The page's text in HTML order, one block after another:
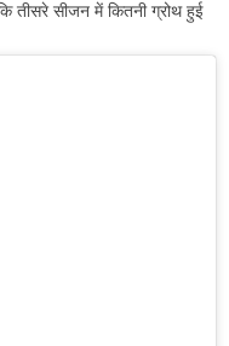
तीसरे सीजन में कितनी ग्रोथ हुई